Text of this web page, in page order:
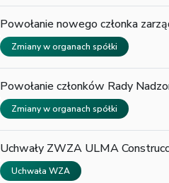
Powołanie nowego członka
Zmiany w organach spółki
Powołanie członków Rady
Zmiany w organach spółki
Uchwały ZWZA ULMA
Uchwała WZA